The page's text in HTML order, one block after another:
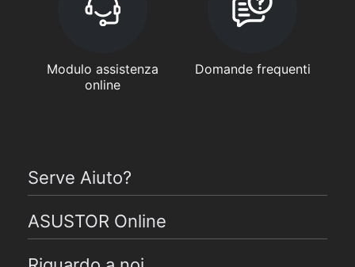
Modulo assistenza
online
Domande frequenti
Serve Aiuto?
ASUSTOR Online